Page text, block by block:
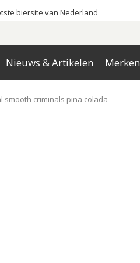
biersite van Nederland
Nieuws & Artikelen Merken
smooth criminals pina colada